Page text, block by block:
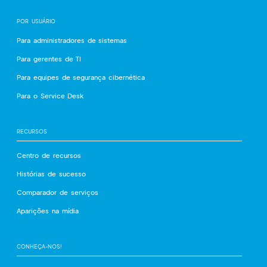
POR USUÁRIO
Para administradores de sistemas
Para gerentes de TI
Para equipes de segurança cibernética
Para o Service Desk
RECURSOS
Centro de recursos
Histórias de sucesso
Comparador de serviços
Aparições na mídia
CONHEÇA-NOS!